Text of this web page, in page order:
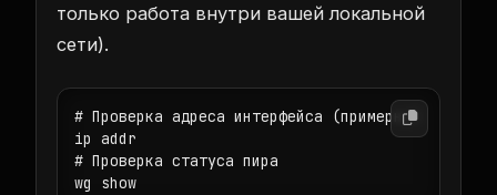
только работа внутри вашей локальной
сети).
# Проверка адреса интерфейса (примерно)
ip addr
# Проверка статуса пира
wg show